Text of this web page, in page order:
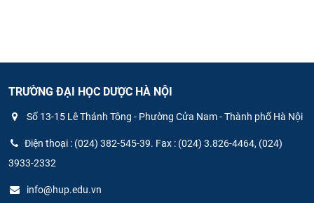
TRƯỜNG ĐẠI HỌC DƯỢC HÀ NỘI
Số 13-15 Lê Thánh Tông - Phường Cửa Nam - Thành phố Hà Nội
Điện thoại : (024) 382-545-39. Fax : (024) 3.826-4464, (024)
3933-2332
info@hup.edu.vn